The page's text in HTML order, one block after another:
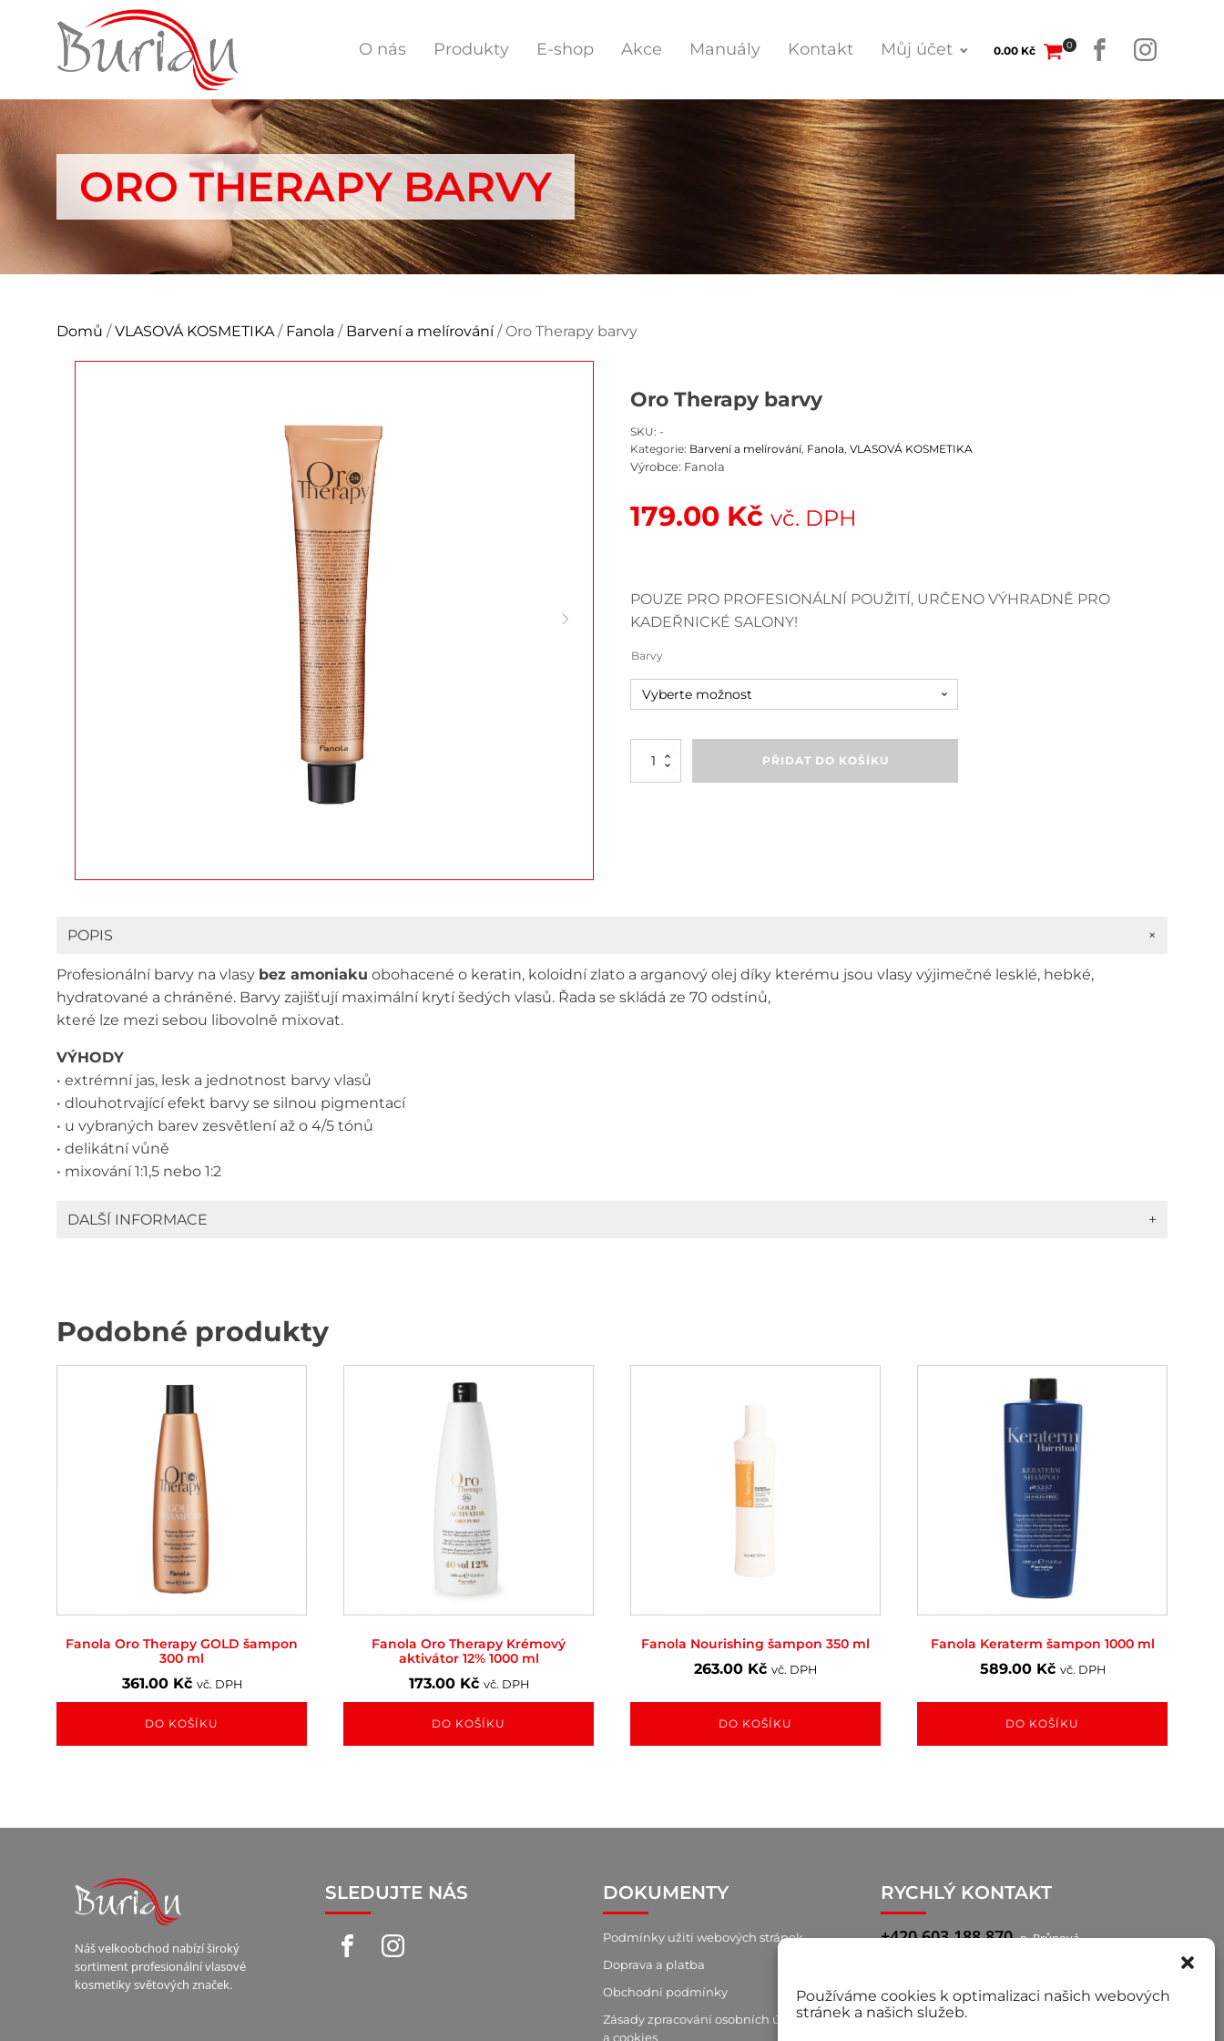
Používáme cookies k optimalizaci našich webových
stránek a našich služeb.
O nás Produkty E-shop Akce Manuály Kontakt Můj účet 0.00 Kč 0
ORO THERAPY BARVY
Domů /VLASOVÁ KOSMETIKA / Fanola / Barvení a melírování/ Oro Therapy barvy
Oro Therapy barvy
SKU: -
Kategorie: Barvení a melírování, Fanola VLASOVÁ KOSMETIKA
Výrobce: Fanola
179.00 Kč vč. DPH
POUZE PRO PROFESIONÁLNÍ POUŽITÍ, URČENO VÝHRADNĚ PRO
KADEŘNICKÉ SALONY!
Barvy
Therapy
PŘIDAT DO KOŠÍKU
POPIS +
Profesionální barvy na vlasy bez amoniaku obohacené o keratin, koloidní zlato a arganový olej díky kterému jsou vlasy výjimečné lesklé, hebké,
hydratované a chráněné. Barvy zajišťují maximální krytí šedých vlasů. Řada se skládá ze 70 odstínů,
které lze mezi sebou libovolně mixovat.
VÝHODY
• extrémní jas, lesk a jednotnost barvy vlasů
• dlouhotrvající efekt barvy se silnou pigmentací
• u vybraných barev zesvětlení až o 4/5 tónů
• delikátní vůně
• mixování 1:1,5 nebo 1:2
DALŠÍ INFORMACE +
Podobné produkty
Fanola Oro Therapy GOLD šampon
300 ml
361.00 Kč vč. DPH
DO KOŠÍKU
Fanola Oro Therapy Krémový
aktivátor 12% 1000 ml
173.00 Kč vč. DPH
DO KOŠÍKU
Fanola Nourishing šampon 350 ml
263.00 Kč vč. DPH
DO KOŠÍKU
Fanola Keraterm šampon 1000 ml
589.00 Kč vč. DPH
DO KOŠÍKU
Náš velkoobchod nabízí široký
sortiment profesionální vlasové
kosmetiky světových značek.
SLEDUJTE NÁS DOKUMENTY
Podmínky užití webových stránek
Doprava a platba
Obchodní podmínky
Zásady zpracování osobních údajů
a cookies
RYCHLÝ KONTAKT
+420 603 188 870 p. Brůnová